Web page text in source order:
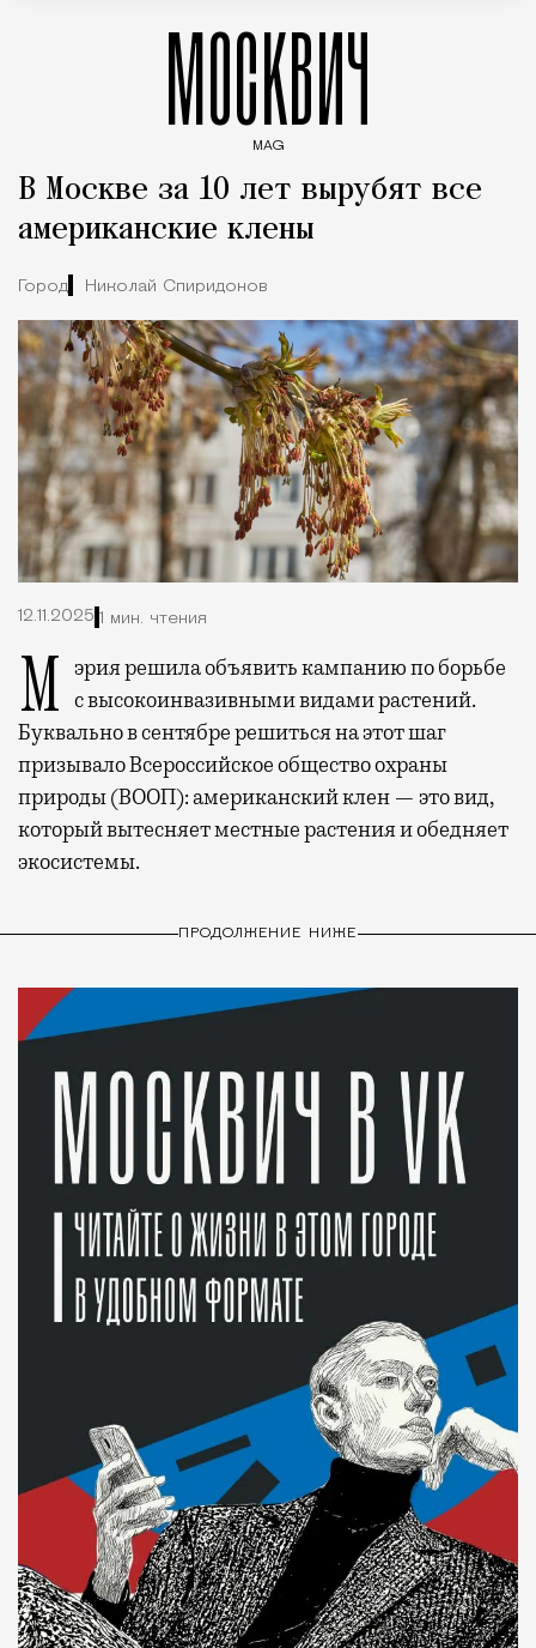
МОСКВИЧ
MAG
В Москве за 10 лет вырубят все
американские клены
Город Николай Спиридонов
12.11.2025 1 мин. чтения
Мэрия решила объявить кампанию по борьбе с высокоинвазивными видами растений.
Буквально в сентябре решиться на этот шаг
призывало Всероссийское общество охраны
природы (ВООП): американский клен — это вид,
который вытесняет местные растения и обедняет
экосистемы.
ПРОДОЛЖЕНИЕ НИЖЕ